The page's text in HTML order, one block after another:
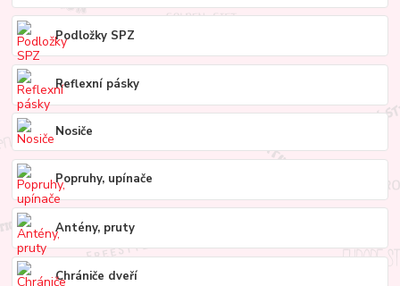
Podložky SPZ
Reflexní pásky
Nosiče
Popruhy, upínače
Antény, pruty
Chrániče dveří